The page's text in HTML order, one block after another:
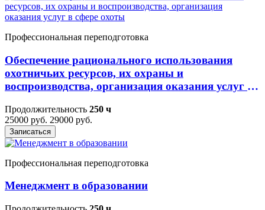
Профессиональная переподготовка
Обеспечение рационального использования
охотничьих ресурсов, их охраны и
воспроизводства, организация оказания услуг в
Продолжительность 250 ч
25000 руб. 29000 руб.
Записаться
Профессиональная переподготовка
Менеджмент в образовании